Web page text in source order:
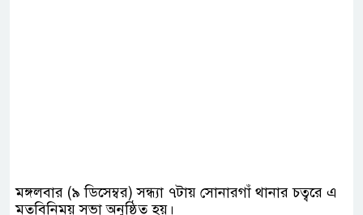
মঙ্গলবার (৯ ডিসেম্বর) সন্ধ্যা ৭টায় সোনারগাঁ থানার চত্বরে এ
মতবিনিময় সভা অনুষ্ঠিত হয়।